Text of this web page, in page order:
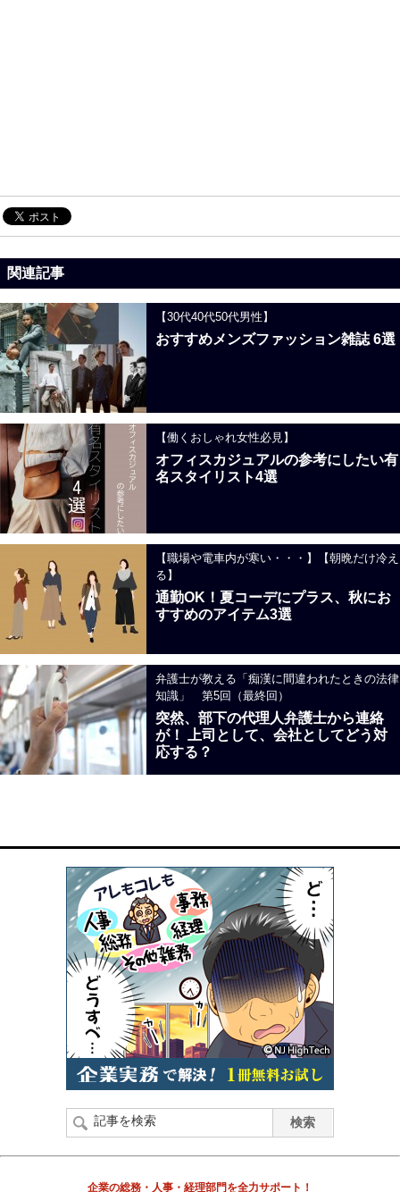
関連記事
【30代40代50代男性】
おすすめメンズファッション雑誌 6選
【働くおしゃれ女性必見】
オフィスカジュアルの参考にしたい有
名スタイリスト4選
【職場や電車内が寒い・・・】【朝晩だけ冷え
る】
通勤OK！夏コーデにプラス、秋にお
すすめのアイテム3選
弁護士が教える「痴漢に間違われたときの法律
知識」 第5回（最終回）
突然、部下の代理人弁護士から連絡
が！ 上司として、会社としてどう対
応する？
企業の総務・人事・経理部門を全力サポート！